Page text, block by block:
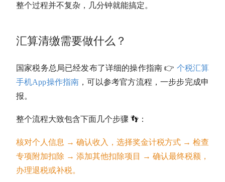
整个过程并不复杂，几分钟就能搞定。
汇算清缴需要做什么？
国家税务总局已经发布了详细的操作指南 👉 个税汇算
手机App操作指南 ，可以参考官方流程，一步步完成申
报。
整个流程大致包含下面几个步骤 👣：
核对个人信息 → 确认收入，选择奖金计税方式 → 检查
专项附加扣除 → 添加其他扣除项目 → 确认最终税额，
办理退税或补税。